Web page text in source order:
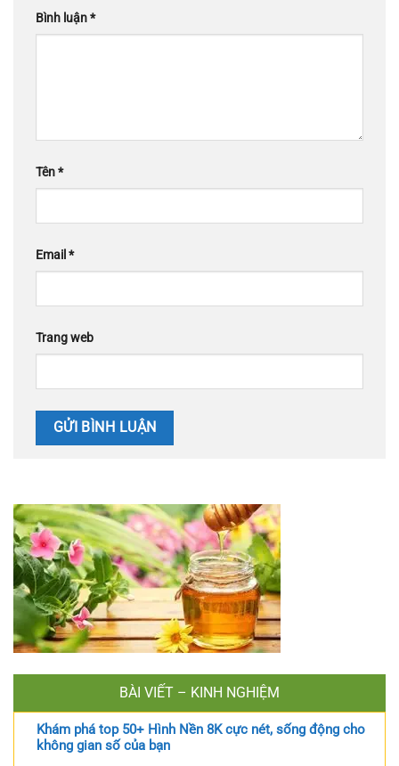
Bình luận*
Tên*
Email *
Trang web
BÀI VIẾT – KINH NGHIỆM
Khám phá top 50+ Hình Nền 8K cực nét, sống động cho
không gian số của bạn